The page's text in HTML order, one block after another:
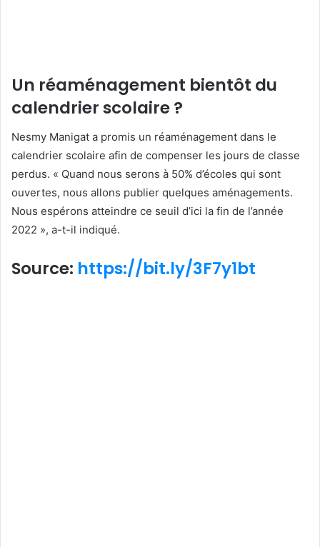
Un réaménagement bientôt du
calendrier scolaire ?
Nesmy Manigat a promis un réaménagement dans le
calendrier scolaire afin de compenser les jours de classe
perdus. « Quand nous serons à 50% d’écoles qui sont
ouvertes, nous allons publier quelques aménagements.
Nous espérons atteindre ce seuil d’ici la fin de l’année
2022 », a-t-il indiqué.
Source: https://bit.ly/3F7y1bt